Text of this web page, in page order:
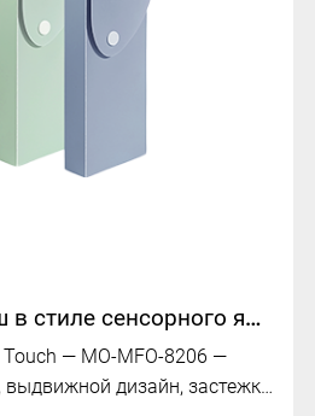
Мягкий карандаш в стиле сенсорного ящика | MO-MFO-8206
— MO-MFO-8206 —
дизайн, застежка